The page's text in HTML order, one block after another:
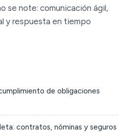
se note: comunicación ágil,
y respuesta en tiempo
de obligaciones
contratos, nóminas y seguros